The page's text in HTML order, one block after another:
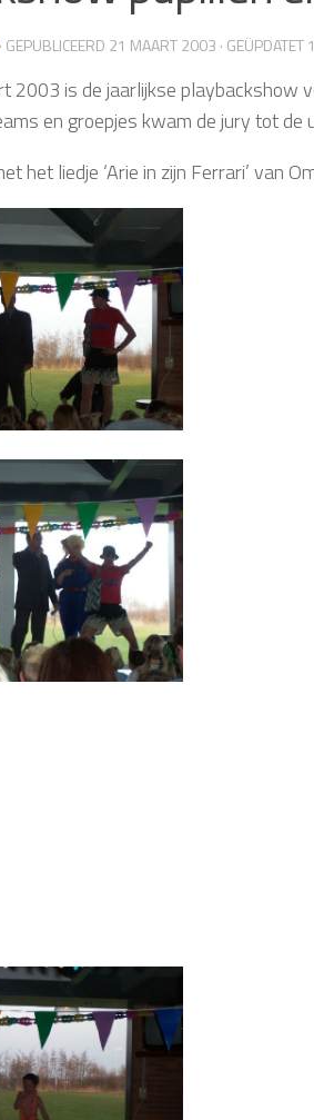
· GEPUBLICEERD 21 MAART 2003 · GEÜPDATET
2003 is de jaarlijkse playbackshow
en groepjes kwam de jury tot de
het liedje ‘Arie in zijn Ferrari’ van